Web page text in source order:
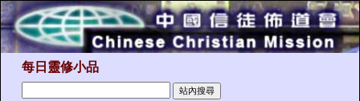
每日靈修小品